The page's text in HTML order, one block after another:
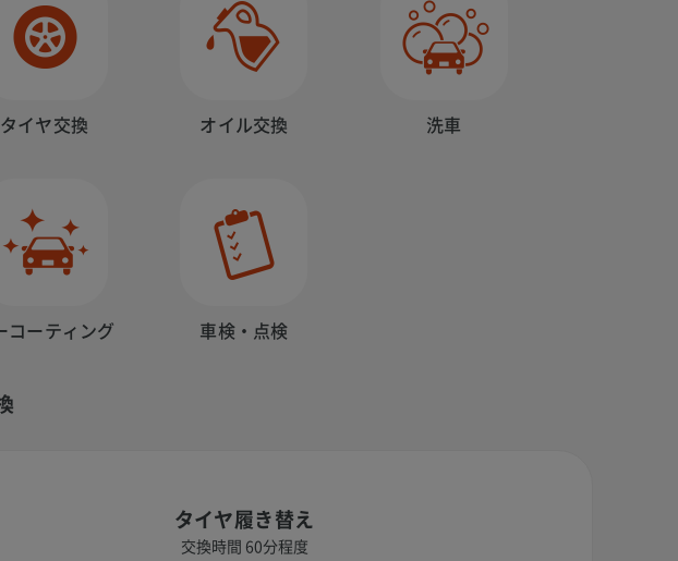
タイヤ交換 オイル交換 洗車
コーティング 車検・点検
タイヤ履き替え
交換時間 60分程度